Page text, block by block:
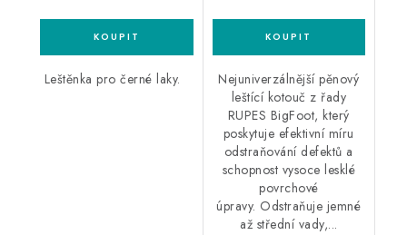
Leštěnka pro černé laky.
Nejuniverzálnější pěnový
leštící kotouč z řady
RUPES BigFoot, který
poskytuje efektivní míru
odstraňování defektů a
schopnost vysoce lesklé
povrchové
úpravy. Odstraňuje jemné
až střední vady,...